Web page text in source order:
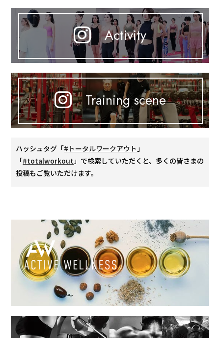
Activity
Training scene
ハッシュタグ「#トータルワークアウト」
「#totalworkout」で検索していただくと、多くの皆さまの
投稿もご覧いただけます。